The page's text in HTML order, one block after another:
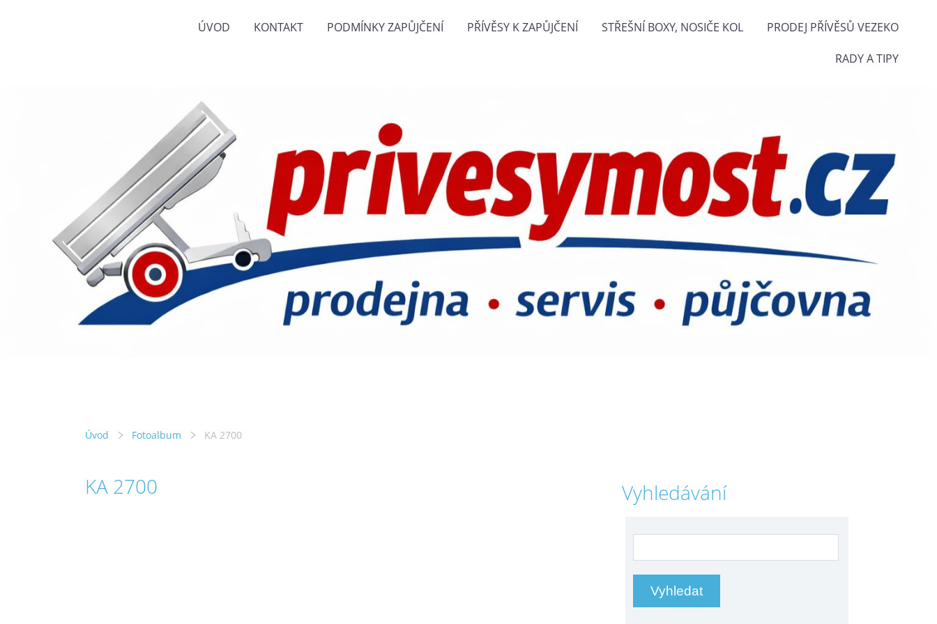
ÚVOD KONTAKT PODMÍNKY ZAPŮJČENÍ PŘÍVĚSY K ZAPŮJČENÍ STŘEŠNÍ BOXY, NOSIČE KOL PRODEJ PŘÍVĚSŮ VEZEKO
RADY A TIPY
Úvod Fotoalbum KA 2700
KA 2700 Vyhledávání